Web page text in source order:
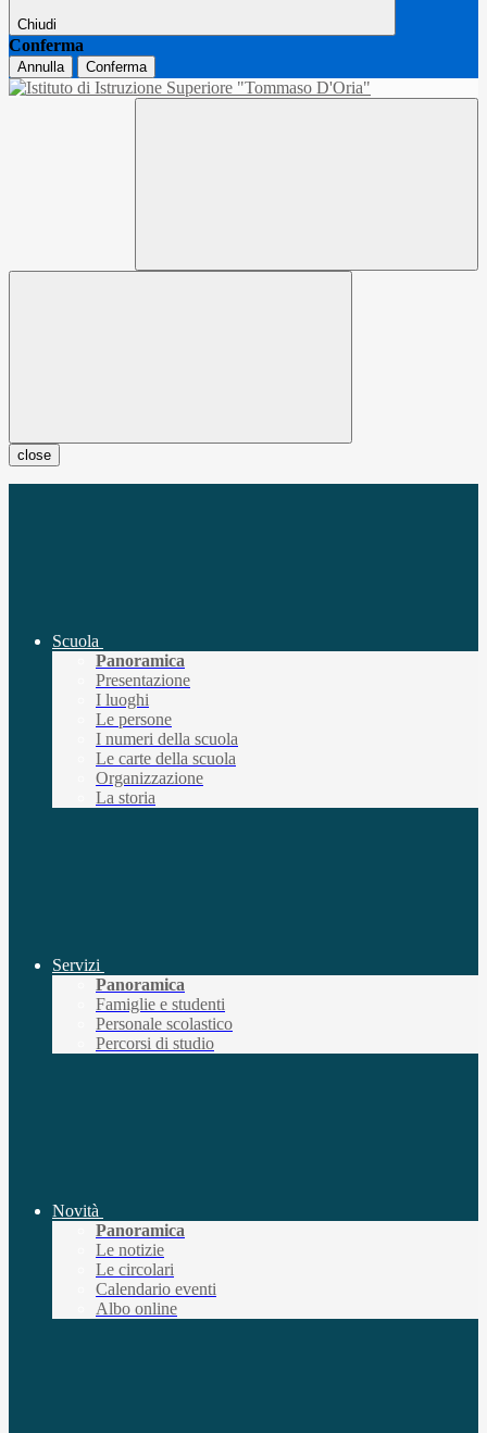
Chiudi
Conferma
Annulla Conferma
close
Scuola
Panoramica
Presentazione
I luoghi
Le persone
I numeri della scuola
Le carte della scuola
Organizzazione
La storia
Servizi
Panoramica
Famiglie e studenti
Personale scolastico
Percorsi di studio
Novità
Panoramica
Le notizie
Le circolari
Calendario eventi
Albo online